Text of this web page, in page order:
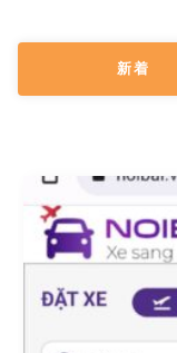
新着